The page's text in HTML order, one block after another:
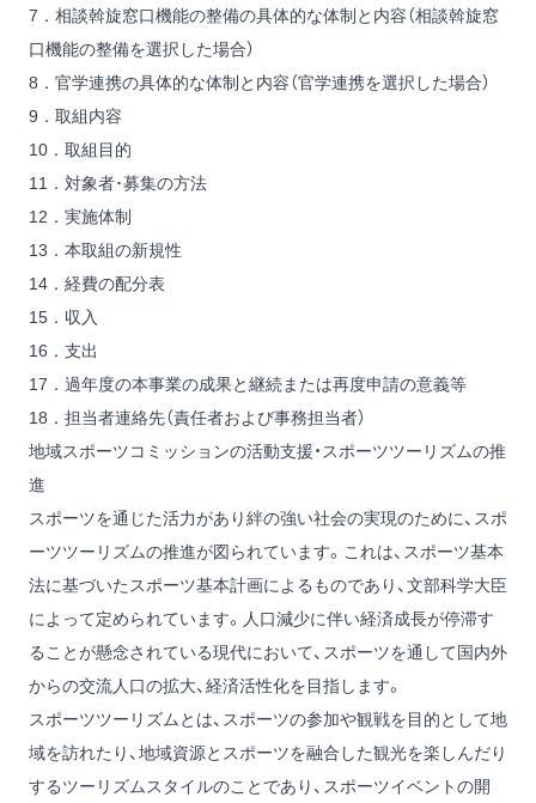
7．相談斡旋窓口機能の整備の具体的な体制と内容（相談斡旋窓
口機能の整備を選択した場合）
8．官学連携の具体的な体制と内容（官学連携を選択した場合）
9．取組内容
10．取組目的
11．対象者･募集の方法
12．実施体制
13．本取組の新規性
14．経費の配分表
15．収入
16．支出
17．過年度の本事業の成果と継続または再度申請の意義等
18．担当者連絡先（責任者および事務担当者）
地域スポーツコミッションの活動支援・スポーツツーリズムの推
進
スポーツを通じた活力があり絆の強い社会の実現のために、スポ
ーツツーリズムの推進が図られています。これは、スポーツ基本
法に基づいたスポーツ基本計画によるものであり、文部科学大臣
によって定められています。人口減少に伴い経済成長が停滞す
ることが懸念されている現代において、スポーツを通して国内外
からの交流人口の拡大、経済活性化を目指します。
スポーツツーリズムとは、スポーツの参加や観戦を目的として地
域を訪れたり、地域資源とスポーツを融合した観光を楽しんだり
するツーリズムスタイルのことであり、スポーツイベントの開